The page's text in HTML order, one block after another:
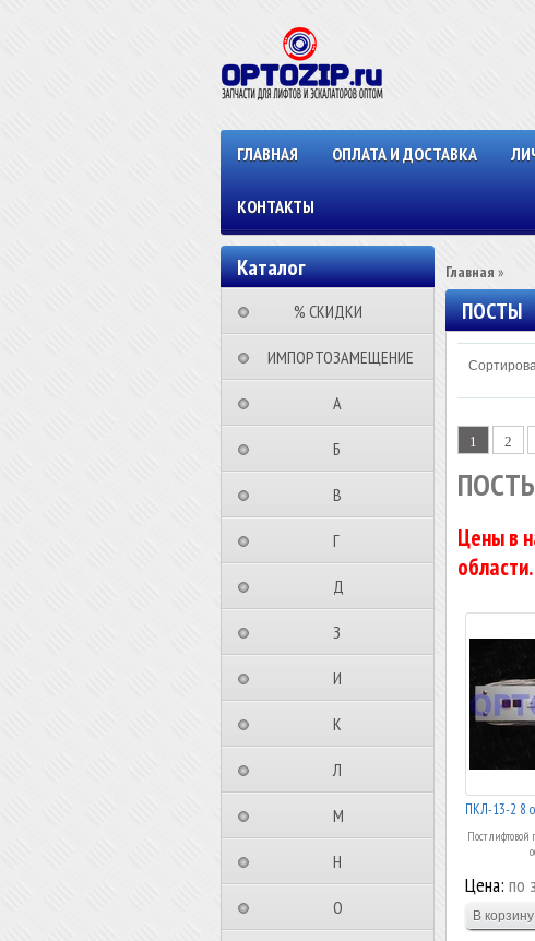
ГЛАВНАЯ ОПЛАТА И ДОСТАВКА
КОНТАКТЫ
Каталог
⠀⠀⠀% СКИДКИ⠀⠀⠀⠀
⠀ИМПОРТОЗАМЕЩЕНИЕ
⠀⠀⠀⠀⠀⠀А⠀⠀⠀⠀⠀⠀⠀
⠀⠀⠀⠀⠀⠀Б⠀⠀⠀⠀⠀⠀⠀
⠀⠀⠀⠀⠀⠀В⠀⠀⠀⠀⠀⠀⠀
⠀⠀⠀⠀⠀⠀Г⠀⠀⠀⠀⠀⠀⠀
⠀⠀⠀⠀⠀⠀Д⠀⠀⠀⠀⠀⠀⠀
⠀⠀⠀⠀⠀⠀З⠀⠀⠀⠀⠀⠀⠀
⠀⠀⠀⠀⠀⠀И⠀⠀⠀⠀⠀⠀⠀
⠀⠀⠀⠀⠀⠀К⠀⠀⠀⠀⠀⠀⠀
⠀⠀⠀⠀⠀⠀Л⠀⠀⠀⠀⠀⠀⠀
⠀⠀⠀⠀⠀⠀М⠀⠀⠀⠀⠀⠀⠀
⠀⠀⠀⠀⠀⠀Н⠀⠀⠀⠀⠀⠀⠀
⠀⠀⠀⠀⠀⠀О⠀⠀⠀⠀⠀⠀⠀
Главная »
ПОСТЫ
1 2
Цены в
Пост
Цена: по